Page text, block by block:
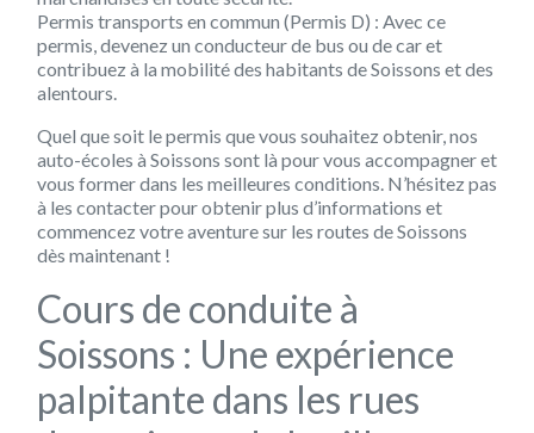
Permis transports en commun (Permis D) : Avec ce
permis, devenez un conducteur de bus ou de car et
contribuez à la mobilité des habitants de Soissons et des
alentours.
Quel que soit le permis que vous souhaitez obtenir, nos
auto-écoles à Soissons sont là pour vous accompagner et
vous former dans les meilleures conditions. N’hésitez pas
à les contacter pour obtenir plus d’informations et
commencez votre aventure sur les routes de Soissons
dès maintenant !
Cours de conduite à
Soissons : Une expérience
palpitante dans les rues